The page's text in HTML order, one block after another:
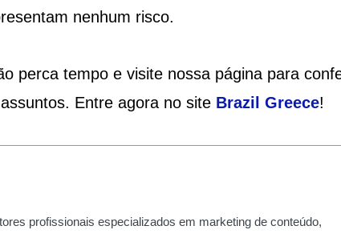
nenhum risco.
perca tempo e visite nossa página para
Entre agora no site Brazil Greece!
profissionais especializados em marketing de conteúdo,